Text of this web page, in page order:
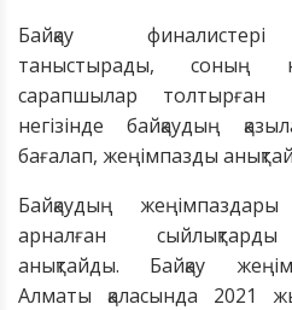
Байқау финалистері
таныстырады, соның
сарапшылар толтырған
негізінде байқаудың
бағалап, жеңімпазды
Байқаудың
арналған
анықтайды. Байқау
Алматы қаласында 2021